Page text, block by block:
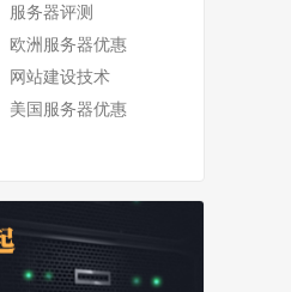
服务器评测
欧洲服务器优惠
网站建设技术
美国服务器优惠